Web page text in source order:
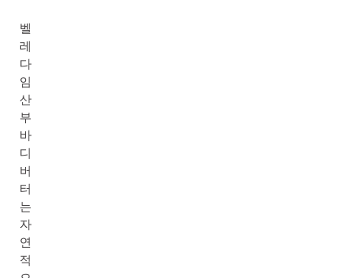
벨
레
다
임
산
부
바
디
버
터
는
자
연
적